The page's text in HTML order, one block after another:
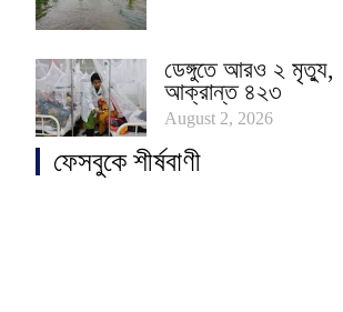
ডেঙ্গুতে আরও ২ মৃত্যু,
আক্রান্ত ৪২৩
August 2, 2026
ফেসবুকে শীর্ষবাণী